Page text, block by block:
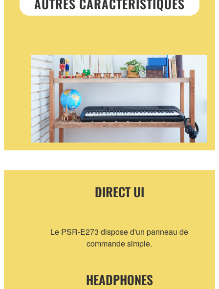
DIRECT UI
Le PSR-E273 dispose d'un panneau de
commande simple.
HEADPHONES